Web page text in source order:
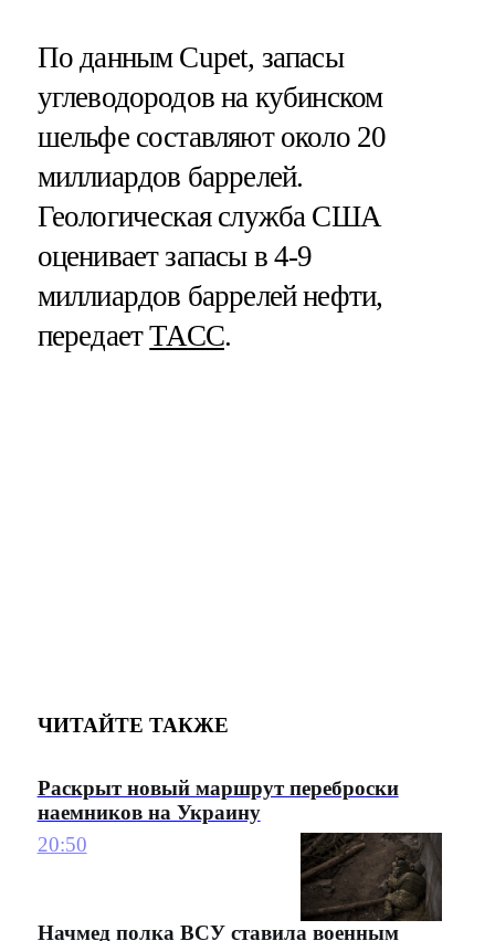
По данным Cupet, запасы
углеводородов на кубинском
шельфе составляют около 20
миллиардов баррелей.
Геологическая служба США
оценивает запасы в 4-9
миллиардов баррелей нефти,
передаетТАСС.
ЧИТАЙТЕ ТАКЖЕ
Раскрыт новый маршрут переброски
наемников на Украину
20:50
Начмед полка ВСУ ставила военным